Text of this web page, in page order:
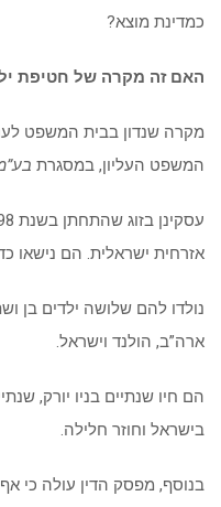
כמדינת מוצא?
האם זה מקרה של חטיפת
מקרה שנדון בבית המשפט
המשפט העליון, במסגרת בע”מ 5548/14 פלוני נ’
אזרחית ישראלית. הם נישאו
נולדו להם שלושה ילדים בן
ארה”ב, הולנד וישראל.
הם חיו שנתיים בניו יורק,
בישראל וחוזר חלילה.
בנוסף, מפסק הדין עולה כי